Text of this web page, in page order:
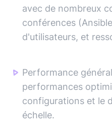
avec de nombreux
conférences
d'utilisateurs, et
Performance
performances
configurations et le
échelle.